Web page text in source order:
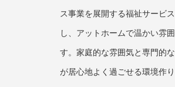
ス事業を展開する福祉サービ
し、アットホームで温かい雰
す。家庭的な雰囲気と専門的
が居心地よく過ごせる環境作り